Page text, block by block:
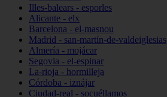
Illes-balears - esporles
Alicante - elx
Barcelona - el-masnou
Madrid - san-martín-de-valdeiglesias
Almería - mojácar
Segovia - el-espinar
La-rioja - hormilleja
Córdoba - iznájar
Ciudad-real - socuéllamos